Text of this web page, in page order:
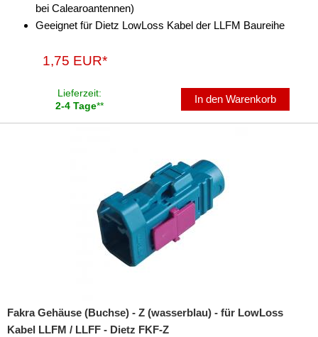
Werkstatt
bei Calearoantennen)
Geeignet für Dietz LowLoss Kabel der LLFM Baureihe
1,75 EUR*
Lieferzeit:
2-4 Tage**
In den Warenkorb
Fakra Gehäuse (Buchse) - Z (wasserblau) - für LowLoss
Kabel LLFM / LLFF - Dietz FKF-Z